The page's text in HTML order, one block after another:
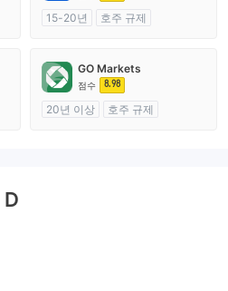
15-20년
호주 규제
자체 연구개발
GO Markets
점수 8.98
20년 이상
호주 규제
D